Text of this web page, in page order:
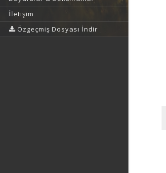
İletişim
Özgeçmiş Dosyası İndir